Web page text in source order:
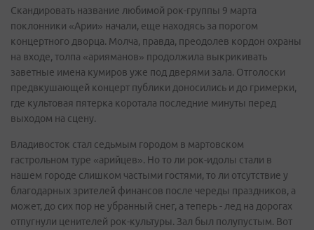
Скандировать название любимой рок-группы 9 марта
поклонники «Арии» начали, еще находясь за порогом
концертного дворца. Молча, правда, преодолев кордон охраны
на входе, толпа «арияманов» продолжила выкрикивать
заветные имена кумиров уже под дверями зала. Отголоски
предвкушающей концерт публики доносились и до гримерки,
где культовая пятерка коротала последние минуты перед
выходом на сцену.
Владивосток стал седьмым городом в мартовском
гастрольном туре «арийцев». Но то ли рок-идолы стали в
нашем городе слишком частыми гостями, то ли отсутствие у
благодарных зрителей финансов после череды праздников, а
может, до сих пор не убранный снег, а теперь - лед на дорогах
отпугнули ценителей рок-культуры. Зал был полупустым. Вот